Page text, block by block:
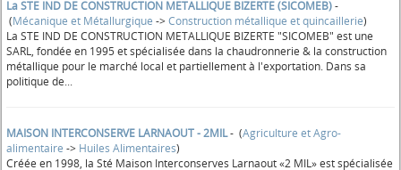
La STE IND DE CONSTRUCTION METALLIQUE BIZERTE (SICOMEB)-
(Mécanique et Métallurgique ->Construction métallique et quincaillerie)
La STE IND DE CONSTRUCTION METALLIQUE BIZERTE "SICOMEB" est une
SARL, fondée en 1995 et spécialisée dans la chaudronnerie & la construction
métallique pour le marché local et partiellement à l'exportation. Dans sa
politique de...
MAISON INTERCONSERVE LARNAOUT - 2MIL- (Agriculture et Agro-
alimentaire -> Huiles Alimentaires)
Créée en 1998, la Sté Maison Interconserves Larnaout «2 MIL» est spécialisée